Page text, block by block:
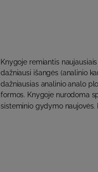
Knygoje remiantis
dažniausi išangės (analinio
dažniausias analinio analo
formos. Knygoje nurodoma
sisteminio gydymo naujovės.